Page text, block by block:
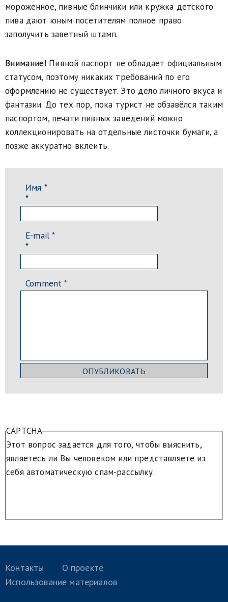
мороженное, пивные блинчики или кружка детского
пива дают юным посетителям полное право
заполучить заветный штамп.
Внимание! Пивной паспорт не обладает официальным
статусом, поэтому никаких требований по его
оформлению не существует. Это дело личного вкуса и
фантазии. До тех пор, пока турист не обзавёлся таким
паспортом, печати пивных заведений можно
коллекционировать на отдельные листочки бумаги, а
позже аккуратно вклеить.
Имя *
*
E-mail *
*
Comment*
CAPTCHA
Этот вопрос задается для того, чтобы выяснить,
являетесь ли Вы человеком или представляете из
себя автоматическую спам-рассылку.
Контакты
О проекте
Использование материалов